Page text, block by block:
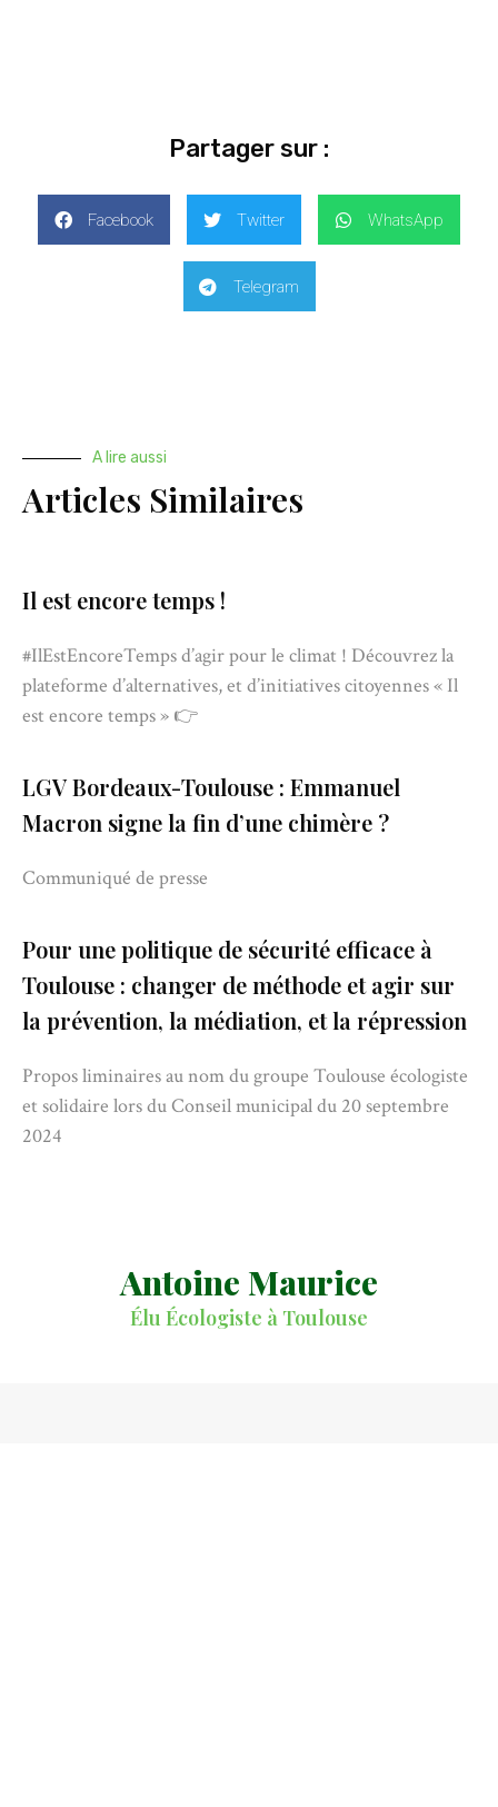
Partager sur :
Facebook Twitter WhatsApp
Telegram
A lire aussi
Articles Similaires
Il est encore temps !
#IlEstEncoreTemps d’agir pour le climat ! Découvrez la
plateforme d’alternatives, et d’initiatives citoyennes « Il
est encore temps » 👉
LGV Bordeaux-Toulouse : Emmanuel
Macron signe la fin d’une chimère ?
Communiqué de presse
Pour une politique de sécurité efficace à
Toulouse : changer de méthode et agir sur
la prévention, la médiation, et la répression
Propos liminaires au nom du groupe Toulouse écologiste
et solidaire lors du Conseil municipal du 20 septembre
2024
Antoine Maurice
Élu Écologiste à Toulouse